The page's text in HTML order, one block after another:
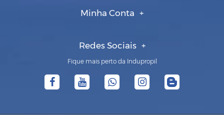
Minha Conta
Redes Sociais
Fique mais perto da Indupropil